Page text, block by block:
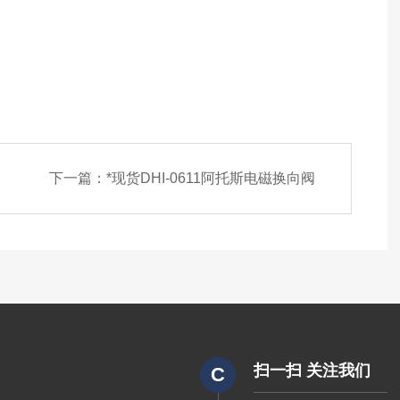
下一篇： *现货DHI-0611阿托斯电磁换向阀
C 扫一扫 关注我们